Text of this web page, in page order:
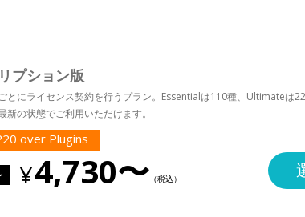
プション版
とにライセンス契約を行うプラン。Essentialは110種、Ultimateは
新の状態でご利用いただけます。
over Plugins
4,730〜